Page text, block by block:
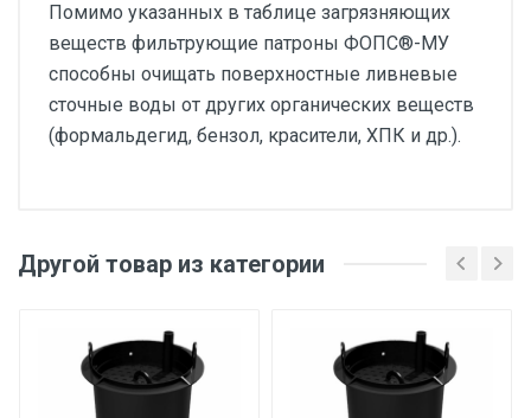
Помимо указанных в таблице загрязняющих
веществ фильтрующие патроны ФОПС®-МУ
способны очищать поверхностные ливневые
сточные воды от других органических веществ
(формальдегид, бензол, красители, ХПК и др.).
Другой товар из категории